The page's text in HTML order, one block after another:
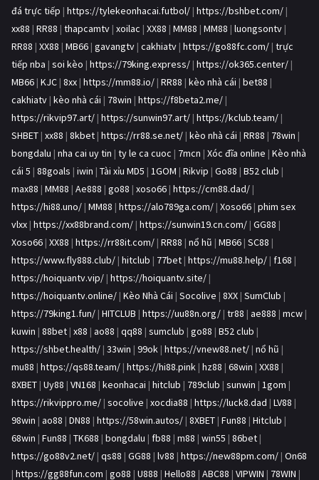
đá trực tiếp | https://tylekeonhacai.futbol/ | https://bshbet.com/ |
xx88 | RR88 | thapcamtv | xoilac | XX88 | MM88 | MM88 | luongsontv |
RR88 | XX88 | MB66 | gavangtv | cakhiatv | https://go88fc.com/ | trực
tiếp nba | soi kèo | https://79king.express/ | https://ok365.center/ |
MB66 | KJC | 8xx | https://mm88.io/ | RR88 | kèo nhà cái | bet88 |
cakhiatv | kèo nhà cái | 78win | https://f8beta2.me/ |
https://rikvip97.art/ | https://sunwin97.art/ | https://kclub.team/ |
SHBET | xx88 | 8kbet | https://rr88.se.net/ | kèo nhà cái | RR88 | 78win |
bongdalu | nha cai uy tin | ty le ca cuoc | 7mcn | Xóc đĩa online | Kèo nhà
cái 5 | 88goals | iwin | Tài xỉu MD5 | 1GOM | Rikvip | Go88 | B52 club |
max88 | MM88 | Ae888 | go88 | xoso66 | https://cm88.dad/ |
https://hi88.uno/ | MM88 | https://alo789ga.com/ | Xoso66 | phim sex
vlxx | https://xx88brand.com/ | https://sunwin19.cn.com/ | GG88 |
Xoso66 | XX88 | https://rr88it.com/ | RR88 | nổ hũ | MB66 | SC88 |
https://www.fly888.club/ | hitclub | 77bet | https://mu88.help/ | f168 |
https://hoiquantv.vip/ | https://hoiquantv.site/ |
https://hoiquantv.online/ | Kèo Nhà Cái | Socolive | 8XX | SumClub |
https://79king1.fun/ | HITCLUB | https://uu88n.org/ | tr88 | ae888 | mcw |
kuwin | 88bet | x88 | ao88 | qq88 | sumclub | go88 | B52 club |
https://shbet.health/ | 33win | 99ok | https://vnew88.net/ | nổ hũ |
mu88 | https://qs88.team/ | https://hi88.pink | hz88 | 68win | XX88 |
8XBET | Uy88 | VN168 | keonhacai | hitclub | 789club | sunwin | 1gom |
https://rikvippro.me/ | socolive | xocdia88 | https://luck8.dad | LV88 |
98win | ao88 | DN88 | https://58win.autos/ | 8XBET | Fun88 | Hitclub |
68win | Fun88 | TK688 | bongdalu | fb88 | m88 | win55 | 86bet |
https://go88v2.net/ | qs88 | GG88 | lv88 | https://new88pm.com/ | On68
| https://gg88fun.com | go88 | U888 | Hello88 | ABC88 | VIPWIN | 78WIN |